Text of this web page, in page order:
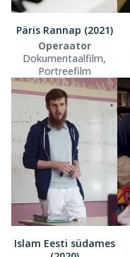
Päris Rannap (2021)
Operaator
Dokumentaalfilm,
Portreefilm
Islam Eesti südames